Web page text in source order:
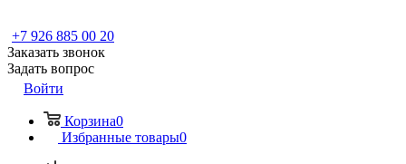
+7 926 885 00 20
Заказать звонок
Задать вопрос
Войти
Корзина0
Избранные товары0